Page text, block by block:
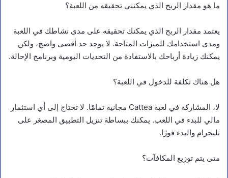
ما هو مقدار الربح الذي يمكنني تحقيقه من اللعبة؟
يعتمد مقدار الربح الذي يمكنك تحقيقه على مدى نشاطك في اللعبة
ومدى استخدامك للميزات المتاحة. لا يوجد حد أقصى واضح، ولكن
يمكنك زيادة أرباحك بالاستفادة من التحديات اليومية وبرنامج الإحالة.
هل هناك تكلفة للدخول في اللعبة؟
لا، المشاركة في لعبة Cattea مجانية تمامًا. لا تحتاج إلى أي استثمار
مالي للبدء في اللعب. يمكنك ببساطة تنزيل التطبيق المصغر على
تليجرام والبدء فورًا.
متى يتم توزيع المكافآت؟